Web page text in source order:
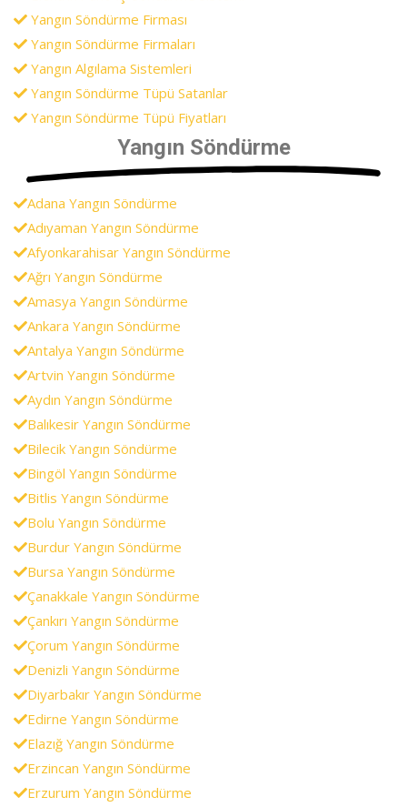
Yangın Söndürme Firması
Yangın Söndürme Firmaları
Yangın Algılama Sistemleri
Yangın Söndürme Tüpü Satanlar
Yangın Söndürme Tüpü Fiyatları
Yangın Söndürme
Adana Yangın Söndürme
Adıyaman Yangın Söndürme
Afyonkarahisar Yangın Söndürme
Ağrı Yangın Söndürme
Amasya Yangın Söndürme
Ankara Yangın Söndürme
Antalya Yangın Söndürme
Artvin Yangın Söndürme
Aydın Yangın Söndürme
Balıkesir Yangın Söndürme
Bilecik Yangın Söndürme
Bingöl Yangın Söndürme
Bitlis Yangın Söndürme
Bolu Yangın Söndürme
Burdur Yangın Söndürme
Bursa Yangın Söndürme
Çanakkale Yangın Söndürme
Çankırı Yangın Söndürme
Çorum Yangın Söndürme
Denizli Yangın Söndürme
Diyarbakır Yangın Söndürme
Edirne Yangın Söndürme
Elazığ Yangın Söndürme
Erzincan Yangın Söndürme
Erzurum Yangın Söndürme